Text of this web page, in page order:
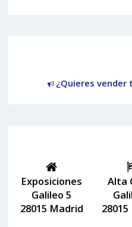
¿Quieres vender
Exposiciones
Galileo 5
28015 Madrid
Alta